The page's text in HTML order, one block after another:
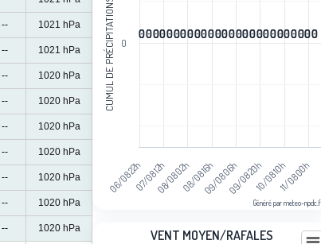
-- 1021 hPa
-- 1021 hPa
-- 1020 hPa
-- 1020 hPa
-- 1020 hPa
-- 1020 hPa
-- 1020 hPa
-- 1020 hPa
-- 1020 hPa
CUMUL DE PRÉCIPITATIONS (MM) 0
00
00
00
00
00
00
00
00
00
00
00
00
00
00
00
00
00
00
00
00
00
00
00
00
00
0
06/08 22h07/08 12h08/08 02h08/08 16h09/08 06h09/08 20h10/08 10h11/08 00h
0
Généré par meteo-
Vent moyen/rafalesVENT MOYEN/RAFALES